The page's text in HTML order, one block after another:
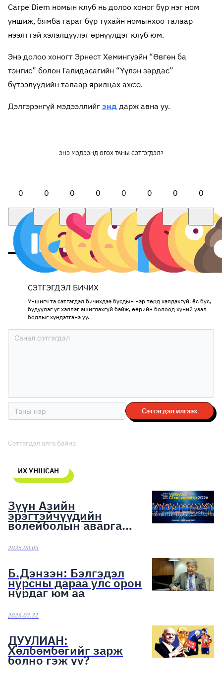
Carpe Diem номын клуб нь долоо хоног бүр нэг ном
уншиж, бямба гараг бүр тухайн номынхоо талаар
нээлттэй хэлэлцүүлэг өрнүүлдэг клуб юм.
Энэ долоо хоногт Эрнест Хемингуэйн “Өвгөн ба
тэнгис” болон Галидасагийн “Үүлэн зардас”
бүтээлүүдийн талаар ярилцах ажээ.
Дэлгэрэнгүй мэдээллийг энд дарж авна уу.
ЭНЭ МЭДЭЭНД ӨГӨХ ТАНЫ СЭТГЭГДЭЛ?
0 0 0 0 0 0 0 0
СЭТГЭГДЭЛ БИЧИХ
Уншигч та сэтгэгдэл бичихдээ бусдын нэр төрд халдахгүй, ёс бус,
бүдүүлэг үг хэллэг ашиглахгүй байж, өөрийн болоод хүний үзэл
бодлыг хүндэтгэнэ үү.
Сэтгэгдэл илгээх
Сэтгэгдэл алга байна
ИХ УНШСАН
Зүүн Азийн
эрэгтэйчүүдийн
волейболын аварга
шалгаруулах тэмцээн
эхэллээ
2026.08.05
Б.Дэнзэн: Бэлгэдэл
нурсны дараа улс орон
нурдаг юм аа
2026.07.31
ДУУЛИАН:
Хөлбөмбөгийг зарж
болно гэж үү?